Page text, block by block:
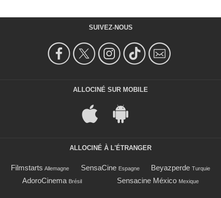
SUIVEZ-NOUS
ALLOCINÉ SUR MOBILE
ALLOCINÉ À L'ÉTRANGER
Filmstarts Allemagne SensaCine Espagne Beyazperde Turquie
AdoroCinema Brésil Sensacine México Mexique